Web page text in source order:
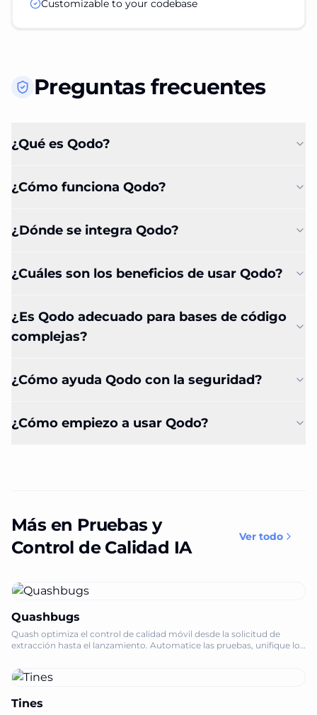
Customizable to your codebase
Preguntas frecuentes
¿Qué es Qodo?
¿Cómo funciona Qodo?
¿Dónde se integra Qodo?
¿Cuáles son los beneficios de usar Qodo?
¿Es Qodo adecuado para bases de código
complejas?
¿Cómo ayuda Qodo con la seguridad?
¿Cómo empiezo a usar Qodo?
Más en Pruebas y
Control de Calidad IA
Ver todo
Quashbugs
Quash optimiza el control de calidad móvil desde la solicitud de
extracción hasta el lanzamiento. Automatice las pruebas, unifique los
Tines